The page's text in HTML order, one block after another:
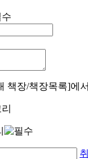
책장/책장목록]에